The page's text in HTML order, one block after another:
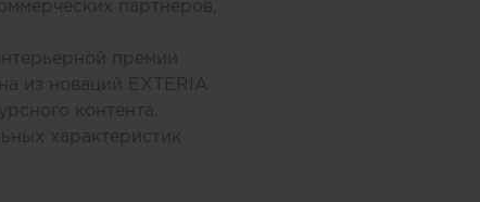
партнеров,
премии
из новаций EXTERIA
контента.
характеристик